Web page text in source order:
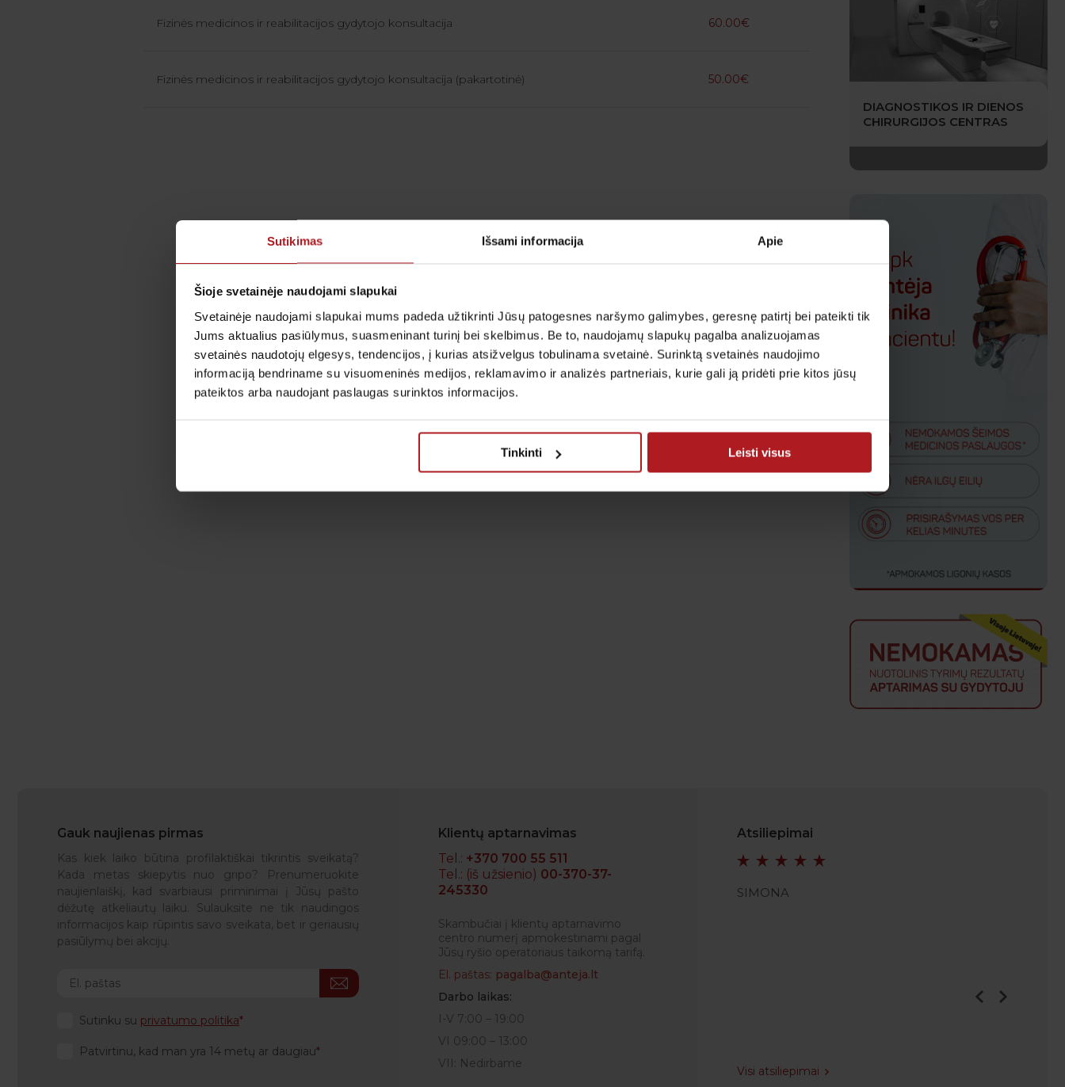
Sutikimas Išsami informacija Apie
Šioje svetainėje naudojami slapukai
Svetainėje naudojami slapukai mums padeda užtikrinti Jūsų patogesnes naršymo galimybes, geresnę patirtį bei pateikti tik
Jums aktualius pasiūlymus, suasmeninant turinį bei skelbimus. Be to, naudojamų slapukų pagalba analizuojamas
svetainės naudotojų elgesys, tendencijos, į kurias atsižvelgus tobulinama svetainė. Surinktą svetainės naudojimo
informaciją bendriname su visuomeninės medijos, reklamavimo ir analizės partneriais, kurie gali ją pridėti prie kitos jūsų
pateiktos arba naudojant paslaugas surinktos informacijos.
Tinkinti Leisti visus
Fizinės medicinos ir reabilitacijos gydytojo konsultacija 60.00€
Fizinės medicinos ir reabilitacijos gydytojo konsultacija (pakartotinė) 50.00€
DIAGNOSTIKOS IR DIENOS
CHIRURGIJOS CENTRAS
Gauk naujienas pirmas
Kas kiek laiko būtina profilaktiškai tikrintis sveikatą?
Kada metas skiepytis nuo gripo? Prenumeruokite
naujienlaiškį, kad svarbiausi priminimai į Jūsų pašto
dėžutę atkeliautų laiku. Sulauksite ne tik naudingos
informacijos kaip rūpintis savo sveikata, bet ir geriausių
pasiūlymų bei akcijų.
Sutinku su privatumo politika
Patvirtinu, kad man yra 14 metų ar daugiau
Klientų aptarnavimas
Tel.: +370 700 55 511
Tel.: (iš užsienio) 00-370-37-
245330
Skambučiai į klientų aptarnavimo
centro numerį apmokestinami pagal
Jūsų ryšio operatoriaus taikomą tarifą.
El. paštas: pagalba@anteja.lt
Darbo laikas:
I-V 7:00 – 19:00
VI 09:00 – 13:00
VII: Nedirbame
Atsiliepimai
RENATA SIMONA
Visi atsiliepimai